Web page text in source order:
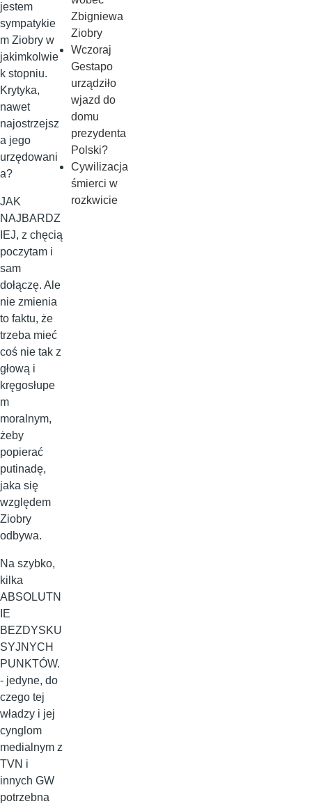
jestem
sympatykie
m Ziobry w
jakimkolwie
k stopniu.
Krytyka,
nawet
najostrzejsz
a jego
urzędowani
a?
JAK
NAJBARDZ
IEJ, z chęcią
poczytam i
sam
dołączę. Ale
nie zmienia
to faktu, że
trzeba mieć
coś nie tak z
głową i
kręgosłupe
m
moralnym,
żeby
popierać
putinadę,
jaka się
względem
Ziobry
odbywa.
Na szybko,
kilka
ABSOLUTN
IE
BEZDYSKU
SYJNYCH
PUNKTÓW.
- jedyne, do
czego tej
władzy i jej
cynglom
medialnym z
TVN i
innych GW
potrzebna
Zbigniewa
Ziobry
Wczoraj
Gestapo
urządziło
wjazd do
domu
prezydenta
Polski?
Cywilizacja
śmierci w
rozkwicie